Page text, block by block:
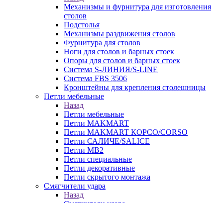
Механизмы и фурнитура для изготовления
столов
Подстолья
Механизмы раздвижения столов
Фурнитура для столов
Ноги для столов и барных стоек
Опоры для столов и барных стоек
Система S-ЛИНИЯ/S-LINE
Система FBS 3506
Кронштейны для крепления столешницы
Петли мебельные
Назад
Петли мебельные
Петли MAKMART
Петли MAKMART КОРСО/CORSO
Петли САЛИЧЕ/SALICE
Петли MB2
Петли специальные
Петли декоративные
Петли скрытого монтажа
Смягчители удара
Назад